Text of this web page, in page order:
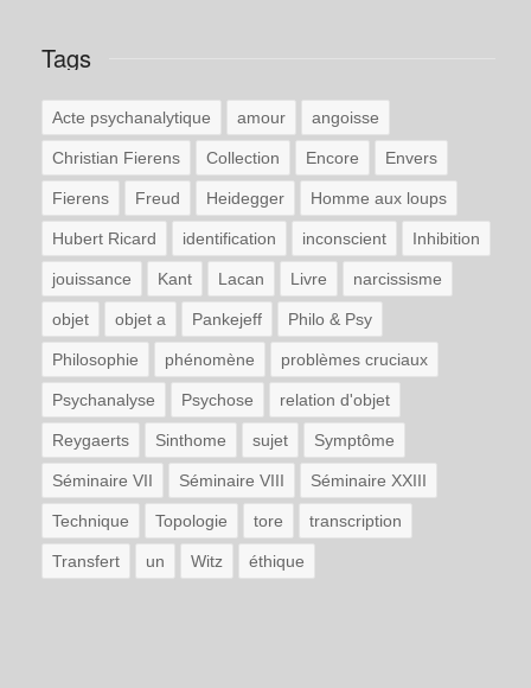
Tags
Acte psychanalytique amour angoisse
Christian Fierens Collection Encore Envers
Fierens Freud Heidegger Homme aux loups
Hubert Ricard identification inconscient Inhibition
jouissance Kant Lacan Livre narcissisme
objet objet a Pankejeff Philo & Psy
Philosophie phénomène problèmes cruciaux
Psychanalyse Psychose relation d'objet
Reygaerts Sinthome sujet Symptôme
Séminaire VII Séminaire VIII Séminaire XXIII
Technique Topologie tore transcription
Transfert un Witz éthique